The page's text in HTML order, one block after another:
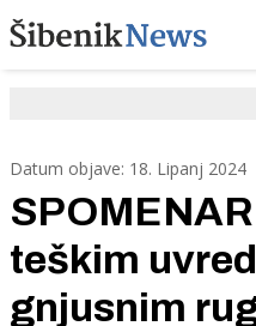
Datum objave: 18. Lipanj 2024
teškim
gnjusnim